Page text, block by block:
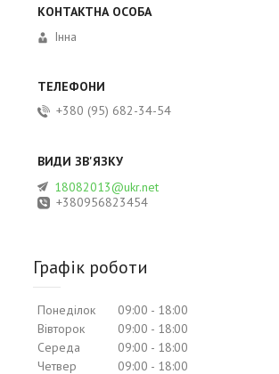
Інна
+380 (95) 682-34-54
18082013@ukr.net
+380956823454
Графік роботи
Понеділок 09:00
18:00
Вівторок
09:00
18:00
Середа
09:00
18:00
Четвер
09:00
18:00